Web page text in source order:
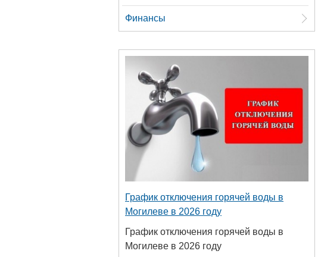
Финансы
График отключения горячей воды в
Могилеве в 2026 году
График отключения горячей воды в
Могилеве в 2026 году